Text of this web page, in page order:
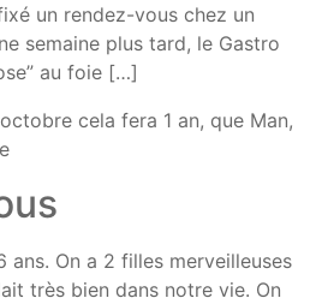
un rendez-vous chez un
semaine plus tard, le Gastro
au foie […]
cela fera 1 an, que Man,
ans. On a 2 filles merveilleuses
très bien dans notre vie. On